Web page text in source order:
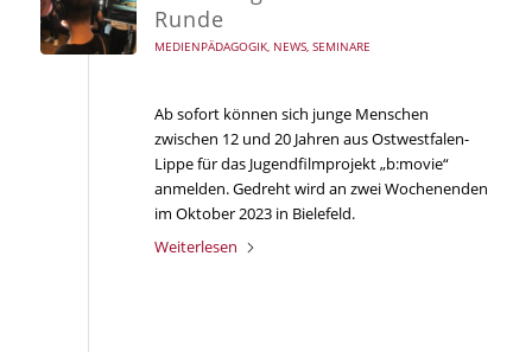
Runde
MEDIENPÄDAGOGIK, NEWS, SEMINARE
Ab sofort können sich junge Menschen
zwischen 12 und 20 Jahren aus Ostwestfalen-
Lippe für das Jugendfilmprojekt „b:movie“
anmelden. Gedreht wird an zwei Wochenenden
im Oktober 2023 in Bielefeld.
Weiterlesen